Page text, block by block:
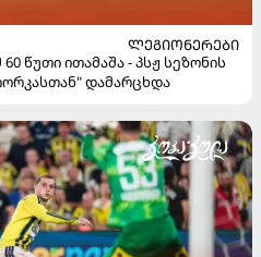
ᲚᲔᲒᲘᲝᲜᲔᲠᲔᲑᲘ
წუთი ითამაშა - პსჟ სეზონის
დამარცხდა